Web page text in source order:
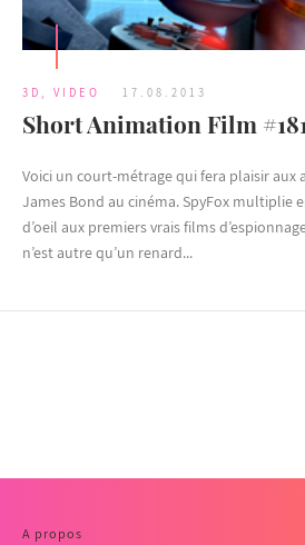
3D VIDEO 17.08.2013
Short Animation Film
Voici un court-métrage qui fera plaisir aux
James Bond au cinéma. SpyFox multiplie
d’oeil aux premiers vrais films
n’est autre qu’un renard...
A propos